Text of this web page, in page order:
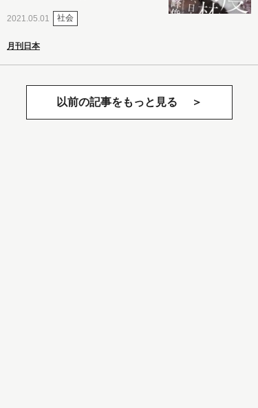
2021.05.01 社会
月刊日本
以前の記事をもっと見る